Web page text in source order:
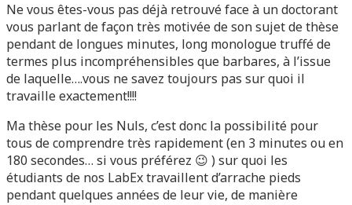
Ne vous êtes-vous pas déjà retrouvé face à un doctorant
vous parlant de façon très motivée de son sujet de thèse
pendant de longues minutes, long monologue truffé de
termes plus incompréhensibles que barbares, à l’issue
de laquelle….vous ne savez toujours pas sur quoi il
travaille exactement!!!!
Ma thèse pour les Nuls, c’est donc la possibilité pour
tous de comprendre très rapidement (en 3 minutes ou en
180 secondes… si vous préférez 😉 ) sur quoi les
étudiants de nos LabEx travaillent d’arrache pieds
pendant quelques années de leur vie, de manière